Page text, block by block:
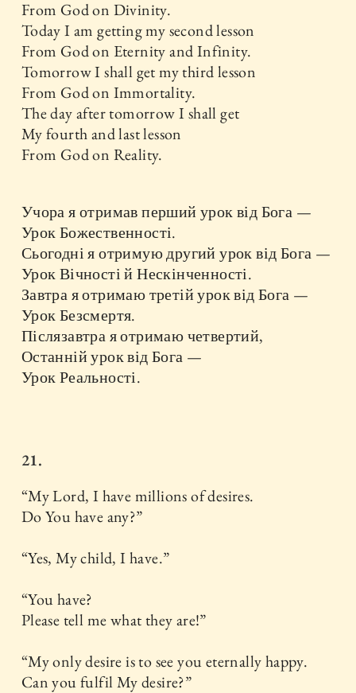
From God on Divinity.
Today I am getting my second lesson
From God on Eternity and Infinity.
Tomorrow I shall get my third lesson
From God on Immortality.
The day after tomorrow I shall get
My fourth and last lesson
From God on Reality.
Учора я отримав перший урок від Бога —
Урок Божественності.
Сьогодні я отримую другий урок від Бога —
Урок Вічності й Нескінченності.
Завтра я отримаю третій урок від Бога —
Урок Безсмертя.
Післязавтра я отримаю четвертий,
Останній урок від Бога —
Урок Реальності.
21.
“My Lord, I have millions of desires.
Do You have any?”
“Yes, My child, I have.”
“You have?
Please tell me what they are!”
“My only desire is to see you eternally happy.
Can you fulfil My desire?”